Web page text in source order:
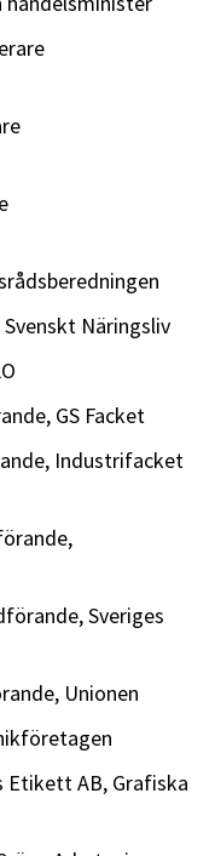
Näringsliv
GS Facket
Industrifacket
Sveriges
Unionen
Etikett AB, Grafiska